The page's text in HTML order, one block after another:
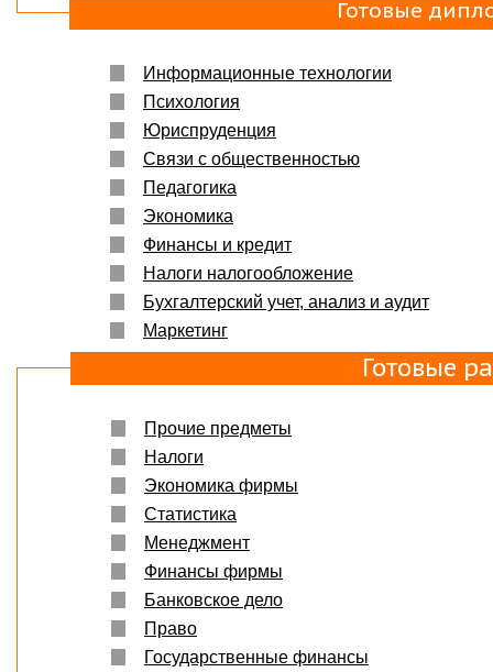
Готовые
Информационные технологии
Психология
Юриспруденция
Связи с общественностью
Педагогика
Экономика
Финансы и кредит
Налоги налогообложение
Бухгалтерский учет, анализ и аудит
Маркетинг
Готовые
Прочие предметы
Налоги
Экономика фирмы
Статистика
Менеджмент
Финансы фирмы
Банковское дело
Право
Государственные финансы